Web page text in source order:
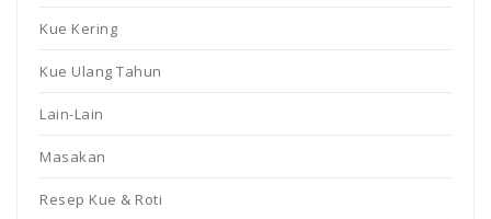
Kue Kering
Kue Ulang Tahun
Lain-Lain
Masakan
Resep Kue & Roti